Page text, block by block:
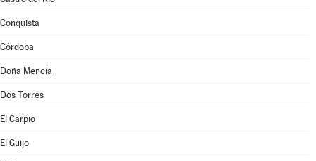
Conquista
Córdoba
Doña Mencía
Dos Torres
El Carpio
El Guijo